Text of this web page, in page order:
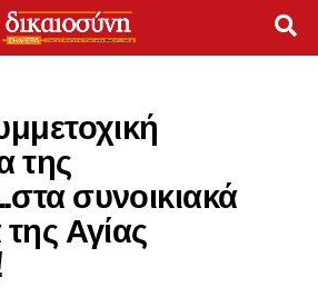
της
συνοικιακά
Αγίας